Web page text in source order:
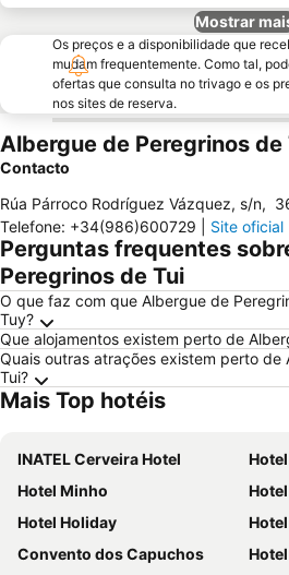
Mostrar
Os preços e a disponibilidade que
mudam frequentemente. Como tal,
ofertas que consulta no trivago e os
nos sites de reserva.
Albergue de Peregrinos de
Contacto
Rúa Párroco Rodríguez Vázquez, s/n,
Telefone: +34(986)600729 Site oficial
Perguntas frequentes
Peregrinos de Tui
O que faz com que Albergue de
Tuy?
Que alojamentos existem perto de
Quais outras atrações existem perto de
Tui?
Mais Top hotéis
INATEL Cerveira Hotel
Hotel
Hotel Minho
Hotel Holiday
Convento dos Capuchos